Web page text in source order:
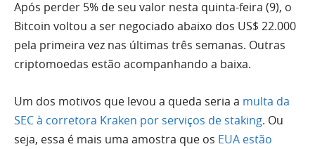
Após perder 5% de seu valor nesta quinta-feira (9), o
Bitcoin voltou a ser negociado abaixo dos US$ 22.000
pela primeira vez nas últimas três semanas. Outras
criptomoedas estão acompanhando a baixa.
Um dos motivos que levou a queda seria a multa da
SEC à corretora Kraken por serviços de staking. Ou
seja, essa é mais uma amostra que os EUA estão